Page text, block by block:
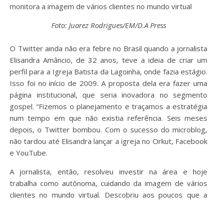
monitora a imagem de vários clientes no mundo virtual
Foto: Juarez Rodrigues/EM/D.A Press
O Twitter ainda não era febre no Brasil quando a jornalista
Elisandra Amâncio, de 32 anos, teve a ideia de criar um
perfil para a Igreja Batista da Lagoinha, onde fazia estágio.
Isso foi no início de 2009. A proposta dela era fazer uma
página institucional, que seria inovadora no segmento
gospel. “Fizemos o planejamento e traçamos a estratégia
num tempo em que não existia referência. Seis meses
depois, o Twitter bombou. Com o sucesso do microblog,
não tardou até Elisandra lançar a igreja no Orkut, Facebook
e YouTube.
A jornalista, então, resolveu investir na área e hoje
trabalha como autônoma, cuidando da imagem de vários
clientes no mundo virtual. Descobriu aos poucos que a